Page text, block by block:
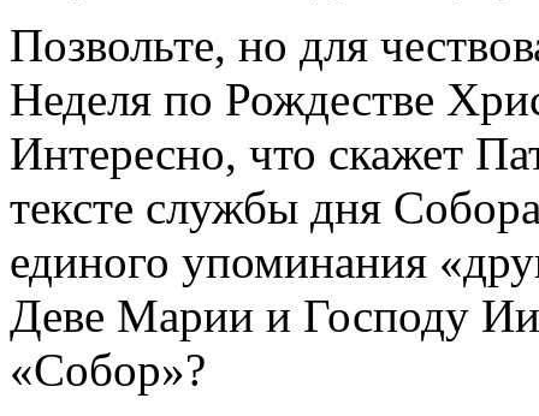
Позвольте, но для
Неделя по Рождестве
Интересно, что скажет
тексте службы дня
единого упоминания
Деве Марии и Господу
«Собор»?